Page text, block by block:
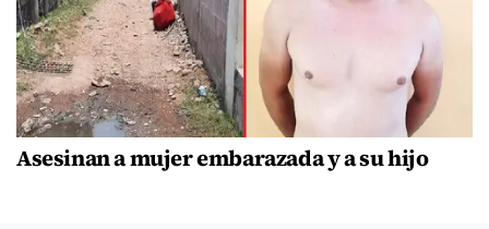
Asesinan a mujer embarazada y a su hijo